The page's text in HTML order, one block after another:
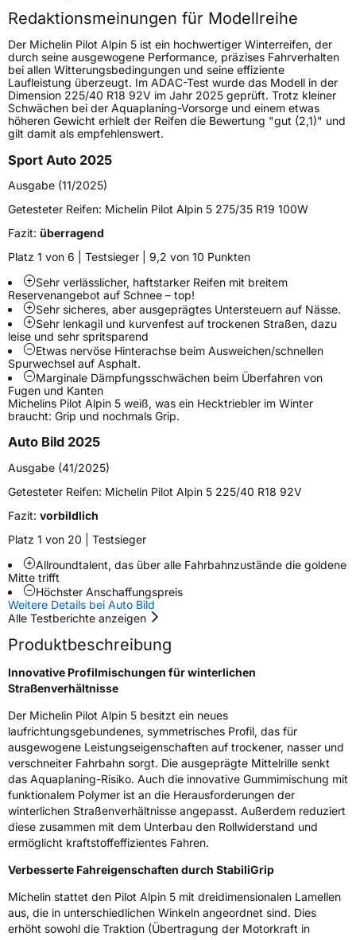
Höchstgeschwindigkeit
240 km/h
Lastindex103
Höchstlast875 kg
Generelle Merkmale
FahrzeugtypPKW
VerwendungWinterreifen
Modellname Pilot Alpin 5
Fahrzeugart
PKW & SUV
Weitere Eigenschaften
SchlauchtypTL
ZustandNeureifen
M+SJa
VerstärktXL
Effizienz C
NasshaftungB
Rollgeräusch (Klasse)A
Rollgeräusch (dB)68
Fahrzeugklasse C1
EPREL ID410905
Allgemeine Produktsicherheit (GPSR)
Herstellerkontakt
MANUFACTURE FRANCAISE DES
PNEUMATIQUES MICHELIN, place des
Carmes-Déchaux 23 63000 Clermont-
Ferrand Frankreich, contact@tc.michelin.eu
Redaktionsmeinungen für Modellreihe
Der Michelin Pilot Alpin 5 ist ein hochwertiger Winterreifen, der
durch seine ausgewogene Performance, präzises Fahrverhalten
bei allen Witterungsbedingungen und seine effiziente
Laufleistung überzeugt. Im ADAC-Test wurde das Modell in der
Dimension 225/40 R18 92V im Jahr 2025 geprüft. Trotz kleiner
Schwächen bei der Aquaplaning-Vorsorge und einem etwas
höheren Gewicht erhielt der Reifen die Bewertung "gut (2,1)" und
gilt damit als empfehlenswert.
Sport Auto 2025
Ausgabe (11/2025)
Getesteter Reifen: Michelin Pilot Alpin 5 275/35 R19 100W
Fazit: überragend
Platz 1 von 6 | Testsieger | 9,2 von 10 Punkten
Sehr verlässlicher, haftstarker Reifen mit breitem
Reservenangebot auf Schnee – top!
Sehr sicheres, aber ausgeprägtes Untersteuern auf Nässe.
Sehr lenkagil und kurvenfest auf trockenen Straßen, dazu
leise und sehr spritsparend
Etwas nervöse Hinterachse beim Ausweichen/schnellen
Spurwechsel auf Asphalt.
Marginale Dämpfungsschwächen beim Überfahren von
Fugen und Kanten
Michelins Pilot Alpin 5 weiß, was ein Hecktriebler im Winter
braucht: Grip und nochmals Grip.
Auto Bild 2025
Ausgabe (41/2025)
Getesteter Reifen: Michelin Pilot Alpin 5 225/40 R18 92V
Fazit: vorbildlich
Platz 1 von 20 | Testsieger
Allroundtalent, das über alle Fahrbahnzustände die goldene
Mitte trifft
Höchster Anschaffungspreis
Weitere Details bei Auto Bild
Alle Testberichte anzeigen
Produktbeschreibung
Innovative Profilmischungen für winterlichen
Straßenverhältnisse
Der Michelin Pilot Alpin 5 besitzt ein neues
laufrichtungsgebundenes, symmetrisches Profil, das für
ausgewogene Leistungseigenschaften auf trockener, nasser und
verschneiter Fahrbahn sorgt. Die ausgeprägte Mittelrille senkt
das Aquaplaning-Risiko. Auch die innovative Gummimischung mit
funktionalem Polymer ist an die Herausforderungen der
winterlichen Straßenverhältnisse angepasst. Außerdem reduziert
diese zusammen mit dem Unterbau den Rollwiderstand und
ermöglicht kraftstoffeffizientes Fahren.
Verbesserte Fahreigenschaften durch StabiliGrip
Michelin stattet den Pilot Alpin 5 mit dreidimensionalen Lamellen
aus, die in unterschiedlichen Winkeln angeordnet sind. Dies
erhöht sowohl die Traktion (Übertragung der Motorkraft in